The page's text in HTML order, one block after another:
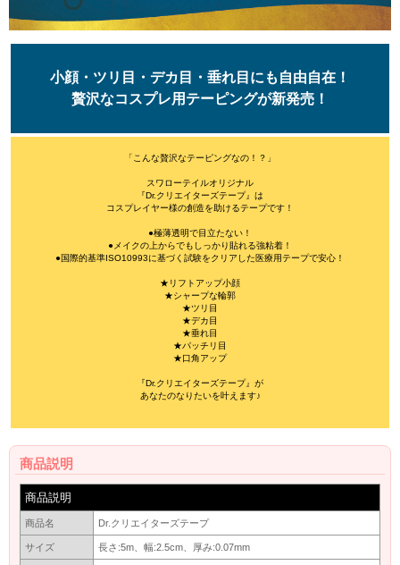
小顔・ツリ目・デカ目・垂れ目にも自由自在！
贅沢なコスプレ用テーピングが新発売！
「こんな贅沢なテーピングなの！？」
スワローテイルオリジナル
『Dr.クリエイターズテープ』は
コスプレイヤー様の創造を助けるテープです！
●極薄透明で目立たない！
●メイクの上からでもしっかり貼れる強粘着！
●国際的基準ISO10993に基づく試験をクリアした医療用テープで安心！
★リフトアップ小顔
★シャープな輪郭
★ツリ目
★デカ目
★垂れ目
★パッチリ目
★口角アップ
『Dr.クリエイターズテープ』が
あなたのなりたいを叶えます♪
商品説明
商品説明
商品名 Dr.クリエイターズテープ
サイズ 長さ:5m、幅:2.5cm、厚み:0.07mm